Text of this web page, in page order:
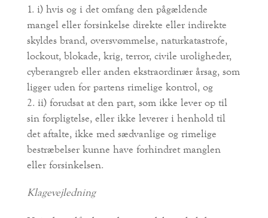
i) hvis og i det omfang den pågældende
mangel eller forsinkelse direkte eller indirekte
skyldes brand, oversvømmelse, naturkatastrofe,
lockout, blokade, krig, terror, civile uroligheder,
cyberangreb eller anden ekstraordinær årsag, som
ligger uden for partens rimelige kontrol, og
ii) forudsat at den part, som ikke lever op til
sin forpligtelse, eller ikke leverer i henhold til
det aftalte, ikke med sædvanlige og rimelige
bestræbelser kunne have forhindret manglen
eller forsinkelsen.
Klagevejledning